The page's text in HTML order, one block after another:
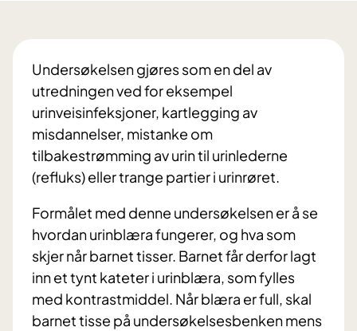
Undersøkelsen gjøres som en del av
utredningen ved for eksempel
urinveisinfeksjoner, kartlegging av
misdannelser, mistanke om
tilbakestrømming av urin til urinlederne
(refluks) eller trange partier i urinrøret.
Formålet med denne undersøkelsen er å se
hvordan urinblæra fungerer, og hva som
skjer når barnet tisser. Barnet får derfor lagt
inn et tynt kateter i urinblæra, som fylles
med kontrastmiddel. Når blæra er full, skal
barnet tisse på undersøkelsesbenken mens